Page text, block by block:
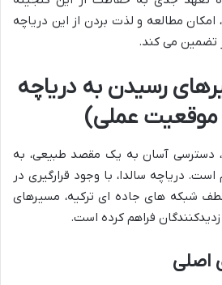
مطالعه و لذت بردن از این دریاچه
تضمین می کند.
رسیدن به دریاچه
موقعیت عملی)
دسترسی آسان به یک مقصد طبیعی، به
دریاچه سالدا، با وجود قرارگیری در
شبکه های جاده ای ترکیه، مسیرهای
فراهم کرده است.
اصلی